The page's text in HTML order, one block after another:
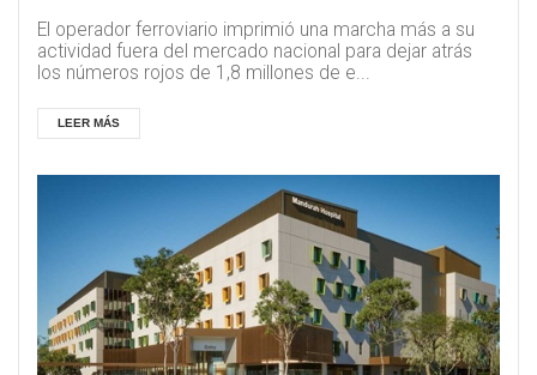
El operador ferroviario imprimió una marcha más a su
actividad fuera del mercado nacional para dejar atrás
los números rojos de 1,8 millones de e...
LEER MÁS